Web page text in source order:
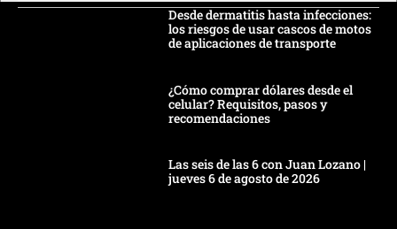
Desde dermatitis hasta infecciones:
los riesgos de usar cascos de motos
de aplicaciones de transporte
¿Cómo comprar dólares desde el
celular? Requisitos, pasos y
recomendaciones
Las seis de las 6 con Juan Lozano |
jueves 6 de agosto de 2026